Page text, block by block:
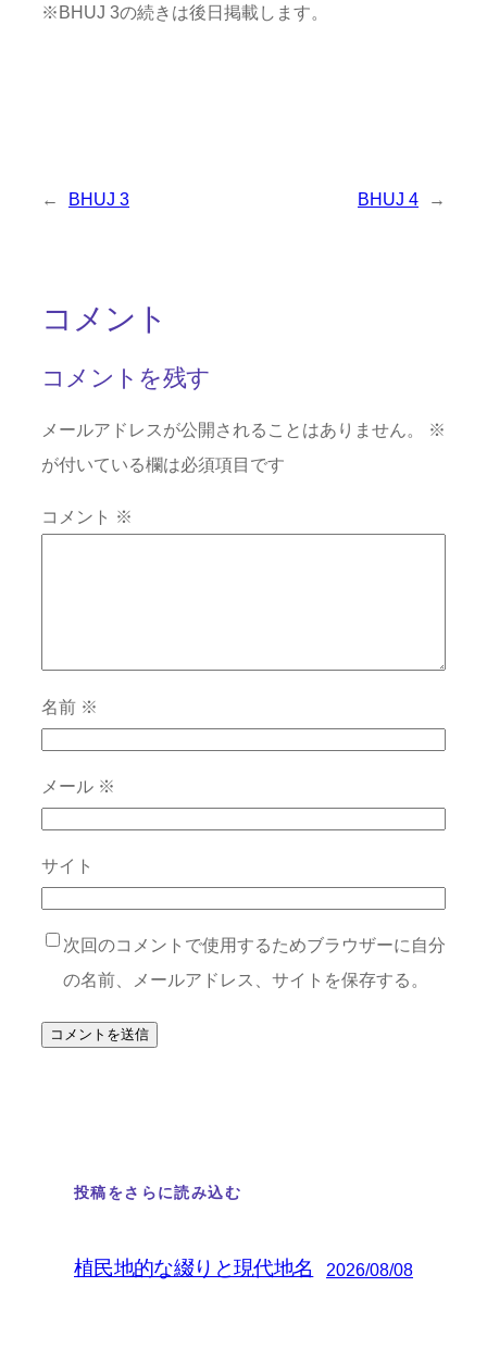
※BHUJ 3の続きは後日掲載します。
← BHUJ 3 BHUJ 4 →
コメント
コメントを残す
メールアドレスが公開されることはありません。
※
が付いている欄は必須項目です
コメント ※
名前 ※
メール ※
サイト
次回のコメントで使用するためブラウザーに自分
の名前、メールアドレス、サイトを保存する。
投稿をさらに読み込む
植民地的な綴りと現代地名 2026/08/08